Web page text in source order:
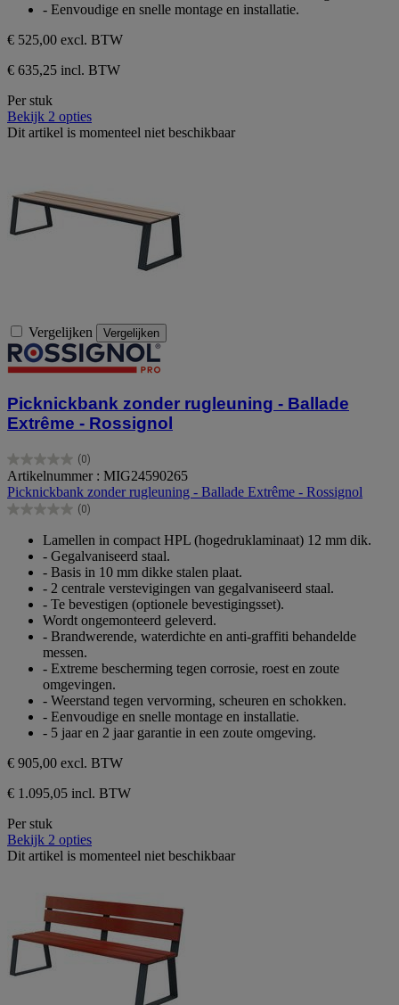
- Eenvoudige en snelle montage en installatie.
€ 525,00 excl. BTW
€ 635,25 incl. BTW
Per stuk
Bekijk 2 opties
Dit artikel is momenteel niet beschikbaar
Vergelijken Vergelijken
Picknickbank zonder rugleuning - Ballade
Extrême - Rossignol
(0)
0.0
van
de
5
Artikelnummer : MIG24590265
Picknickbank zonder rugleuning - Ballade Extrême - Rossignol
(0)
0.0
sterren.
Lamellen in compact HPL (hogedruklaminaat) 12 mm dik.
- Gegalvaniseerd staal.
- Basis in 10 mm dikke stalen plaat.
- 2 centrale verstevigingen van gegalvaniseerd staal.
- Te bevestigen (optionele bevestigingsset).
Wordt ongemonteerd geleverd.
- Brandwerende, waterdichte en anti-graffiti behandelde
messen.
- Extreme bescherming tegen corrosie, roest en zoute
omgevingen.
- Weerstand tegen vervorming, scheuren en schokken.
- Eenvoudige en snelle montage en installatie.
- 5 jaar en 2 jaar garantie in een zoute omgeving.
€ 905,00 excl. BTW
€ 1.095,05 incl. BTW
Per stuk
Bekijk 2 opties
Dit artikel is momenteel niet beschikbaar